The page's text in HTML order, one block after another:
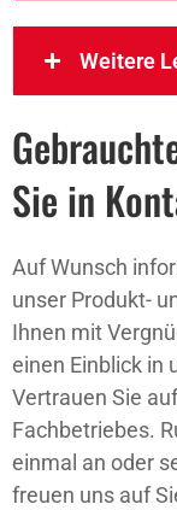
Weitere
Sie in
Auf Wunsch
unser Produkt-
Ihnen mit
einen Einblick in
Vertrauen Sie
Fachbetriebes.
einmal an oder
freuen uns auf